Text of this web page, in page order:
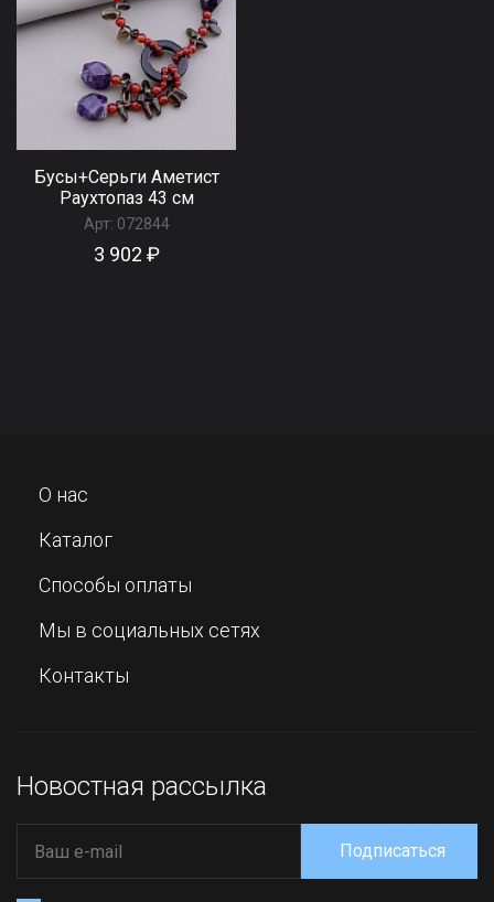
Бусы+Серьги Аметист
Раухтопаз 43 см
Арт: 072844
3 902 ₽
О нас
Каталог
Способы оплаты
Мы в социальных сетях
Контакты
Новостная рассылка
Подписаться